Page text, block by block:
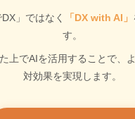
」ではなく 「DX with AI」
す。
上でAIを活用することで、
対効果を実現します。